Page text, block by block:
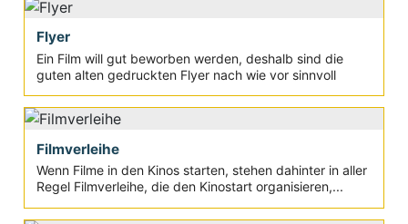
Flyer
Ein Film will gut beworben werden, deshalb sind die
guten alten gedruckten Flyer nach wie vor sinnvoll
Filmverleihe
Wenn Filme in den Kinos starten, stehen dahinter in aller
Regel Filmverleihe, die den Kinostart organisieren,...